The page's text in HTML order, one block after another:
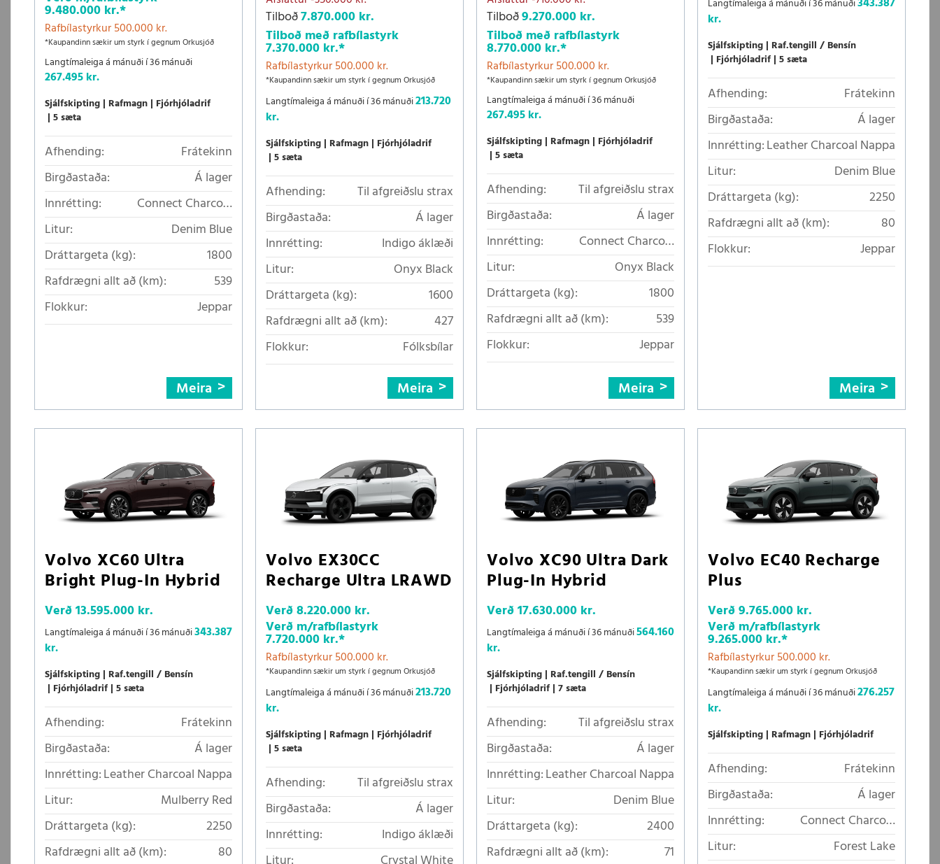
9.480.000 kr.*
Rafbílastyrkur 500.000 kr.
*Kaupandinn sækir um styrk í gegnum Orkusjóð
Langtímaleiga á mánuði í 36 mánuði
267.495 kr.
Sjálfskipting Rafmagn Fjórhjóladrif
5 sæta
Afhending:
Frátekinn
Birgðastaða:
Á lager
Innrétting:
Connect Charcoal
textíláklæði/Microtech á
slitflötum
Litur:
Denim Blue
Dráttargeta (kg):
1800
Rafdrægni allt að (km):
539
Flokkur:
Jeppar
Meira
Tilboð7.870.000 kr.
Tilboð með rafbílastyrk
7.370.000 kr.*
Rafbílastyrkur 500.000 kr.
*Kaupandinn sækir um styrk í gegnum Orkusjóð
Langtímaleiga á mánuði í 36 mánuði213.720
kr.
Sjálfskipting Rafmagn Fjórhjóladrif
5 sæta
Afhending:
Til afgreiðslu strax
Birgðastaða:
Á lager
Innrétting:
Indigo áklæði
Litur:
Onyx Black
Dráttargeta (kg):
1600
Rafdrægni allt að (km):
427
Flokkur:
Fólksbílar
Meira
Tilboð9.270.000 kr.
Tilboð með rafbílastyrk
8.770.000 kr.*
Rafbílastyrkur 500.000 kr.
*Kaupandinn sækir um styrk í gegnum Orkusjóð
Langtímaleiga á mánuði í 36 mánuði
267.495 kr.
Sjálfskipting Rafmagn Fjórhjóladrif
5 sæta
Afhending:
Til afgreiðslu strax
Birgðastaða:
Á lager
Innrétting:
Connect Charcoal
textíláklæði/Microtech á
slitflötum
Litur:
Onyx Black
Dráttargeta (kg):
1800
Rafdrægni allt að (km):
539
Flokkur:
Jeppar
Meira
Langtímaleiga á mánuði í 36 mánuði343.387
kr.
Sjálfskipting Raf.tengill / Bensín
Fjórhjóladrif 5 sæta
Afhending:
Frátekinn
Birgðastaða:
Á lager
Innrétting:Leather Charcoal Nappa
Litur:
Denim Blue
Dráttargeta (kg):
2250
Rafdrægni allt að (km):
80
Flokkur:
Jeppar
Meira
Volvo XC60 Ultra
Bright Plug-In Hybrid
Verð13.595.000 kr.
Langtímaleiga á mánuði í 36 mánuði343.387
kr.
Sjálfskipting Raf.tengill / Bensín
Fjórhjóladrif 5 sæta
Afhending:
Frátekinn
Birgðastaða:
Á lager
Innrétting:Leather Charcoal Nappa
Litur:
Mulberry Red
Dráttargeta (kg):
2250
Rafdrægni allt að (km):
80
Volvo EX30CC
Recharge Ultra LRAWD
Verð8.220.000 kr.
Verð m/rafbílastyrk
7.720.000 kr.*
Rafbílastyrkur 500.000 kr.
*Kaupandinn sækir um styrk í gegnum Orkusjóð
Langtímaleiga á mánuði í 36 mánuði213.720
kr.
Sjálfskipting Rafmagn Fjórhjóladrif
5 sæta
Afhending:
Til afgreiðslu strax
Birgðastaða:
Á lager
Innrétting:
Indigo áklæði
Volvo XC90 Ultra Dark
Plug-In Hybrid
Verð17.630.000 kr.
Langtímaleiga á mánuði í 36 mánuði564.160
kr.
Sjálfskipting Raf.tengill / Bensín
Fjórhjóladrif 7 sæta
Afhending:
Til afgreiðslu strax
Birgðastaða:
Á lager
Innrétting:Leather Charcoal Nappa
Litur:
Denim Blue
Dráttargeta (kg):
2400
Rafdrægni allt að (km):
71
Volvo EC40 Recharge
Plus
Verð9.765.000 kr.
Verð m/rafbílastyrk
9.265.000 kr.*
Rafbílastyrkur 500.000 kr.
*Kaupandinn sækir um styrk í gegnum Orkusjóð
Langtímaleiga á mánuði í 36 mánuði276.257
kr.
Sjálfskipting Rafmagn Fjórhjóladrif
Afhending:
Frátekinn
Birgðastaða:
Á lager
Innrétting:
Connect Charcoal
textíláklæði/Microtech á
slitflötum
Litur:
Forest Lake